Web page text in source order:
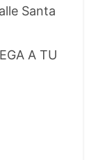
Santa
A TU